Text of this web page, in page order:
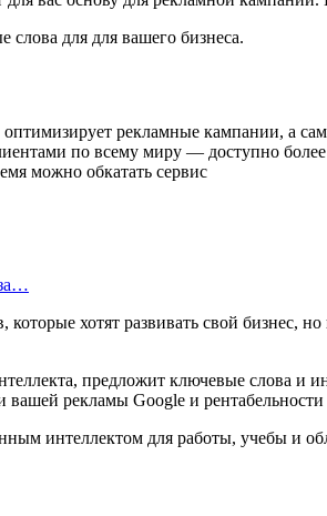
слова для для вашего бизнеса.
рекламные кампании, а
по всему миру — доступно
можно обкатать сервис
которые хотят развивать свой
предложит ключевые слова
рекламы Google и
интеллектом для работы, учебы и